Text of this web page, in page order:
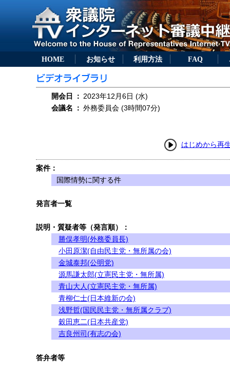
HOME お知らせ 利用方法 FAQ
開会日 ： 2023年12月6日 (水)
会議名
： 外務委員会 (3時間07分)
はじめから再
案件：
国際情勢に関する件
発言者一覧
説明・質疑者等（発言順）：
勝俣孝明(外務委員長)
小田原潔(自由民主党・無所属の会)
金城泰邦(公明党)
源馬謙太郎(立憲民主党・無所属)
青山大人(立憲民主党・無所属)
青柳仁士(日本維新の会)
浅野哲(国民民主党・無所属クラブ)
穀田恵二(日本共産党)
吉良州司(有志の会)
答弁者等